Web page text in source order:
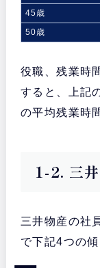
45歳
50歳
役職、残業時
すると、上記
の平均残業時
1-2. 三
三井物産の社
で下記4つの